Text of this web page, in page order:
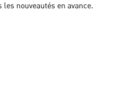
nouveautés en avance.